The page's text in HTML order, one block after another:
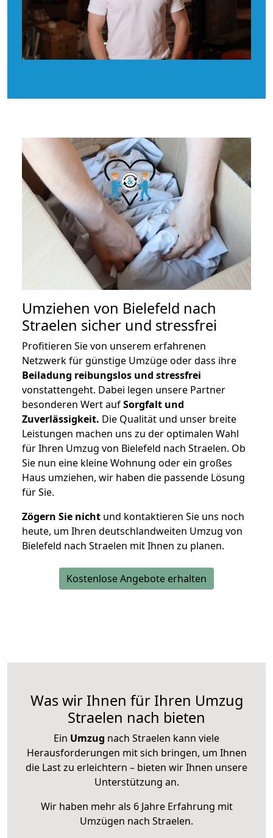
Umziehen von Bielefeld nach
Straelen sicher und stressfrei
Profitieren Sie von unserem erfahrenen
Netzwerk für günstige Umzüge oder dass ihre
Beiladung reibungslos und stressfrei
vonstattengeht. Dabei legen unsere Partner
besonderen Wert aufSorgfalt und
Zuverlässigkeit. Die Qualität und unser breite
Leistungen machen uns zu der optimalen Wahl
für Ihren Umzug von Bielefeld nach Straelen. Ob
Sie nun eine kleine Wohnung oder ein großes
Haus umziehen, wir haben die passende Lösung
für Sie.
Zögern Sie nicht und kontaktieren Sie uns noch
heute, um Ihren deutschlandweiten Umzug von
Bielefeld nach Straelen mit Ihnen zu planen.
Kostenlose Angebote erhalten
Was wir Ihnen für Ihren Umzug
Straelen nach bieten
Ein Umzug nach Straelen kann viele
Herausforderungen mit sich bringen, um Ihnen
die Last zu erleichtern – bieten wir Ihnen unsere
Unterstützung an.
Wir haben mehr als 6 Jahre Erfahrung mit
Umzügen nach Straelen.